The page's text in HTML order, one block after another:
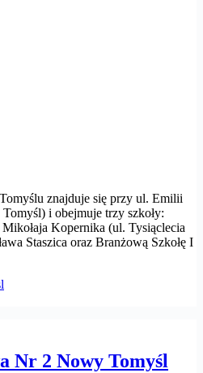
znajduje się przy ul. Emilii
i obejmuje trzy szkoły:
Kopernika (ul. Tysiąclecia
Staszica oraz Branżową Szkołę I
Nr 2 Nowy Tomyśl